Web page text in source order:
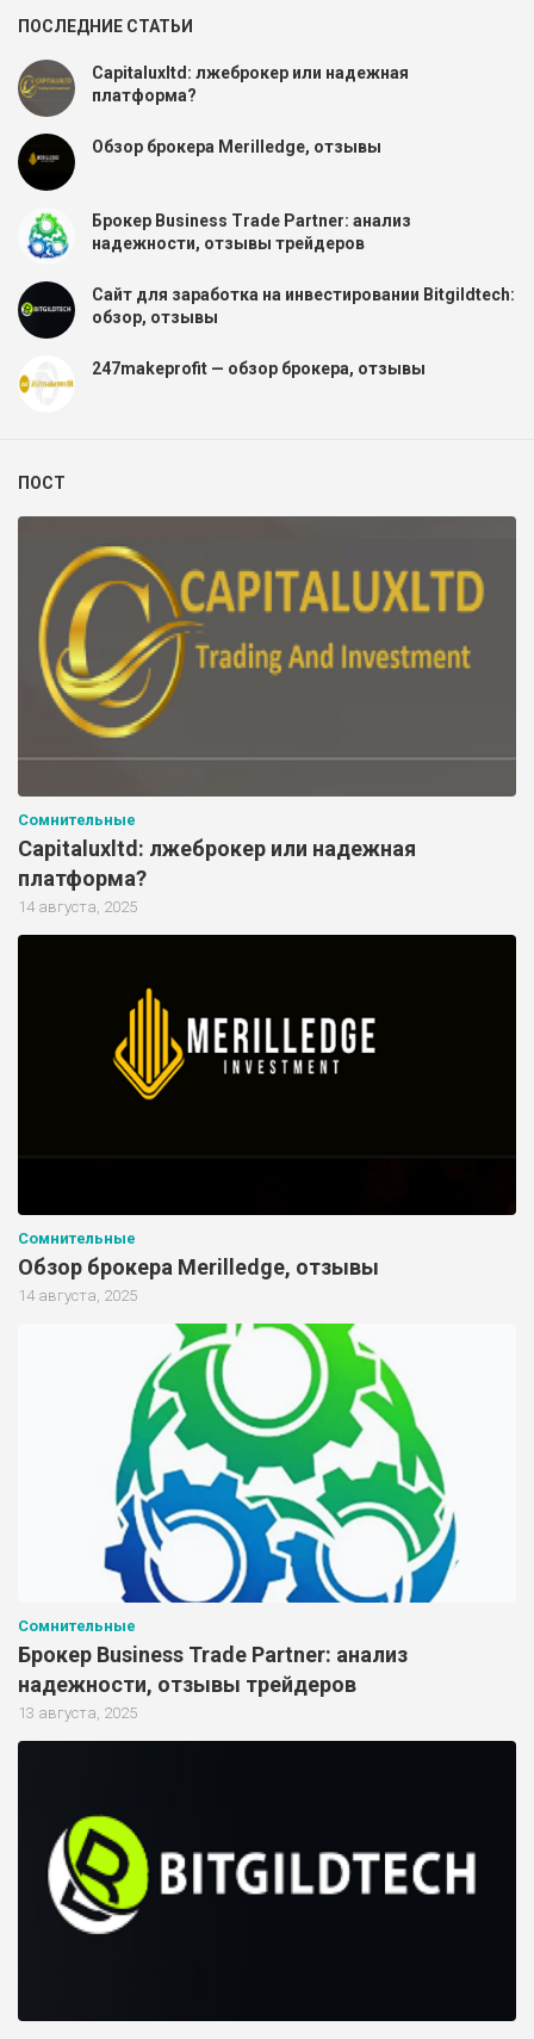
ПОСЛЕДНИЕ СТАТЬИ
Capitaluxltd: лжеброкер или надежная
платформа?
Обзор брокера Merilledge, отзывы
Брокер Business Trade Partner: анализ
надежности, отзывы трейдеров
Сайт для заработка на инвестировании Bitgildtech:
обзор, отзывы
247makeprofit — обзор брокера, отзывы
ПОСТ
Сомнительные
Capitaluxltd: лжеброкер или надежная
платформа?
14 августа, 2025
Сомнительные
Обзор брокера Merilledge, отзывы
14 августа, 2025
Сомнительные
Брокер Business Trade Partner: анализ
надежности, отзывы трейдеров
13 августа, 2025